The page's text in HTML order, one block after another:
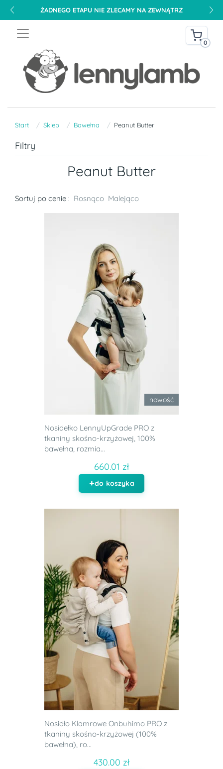
DARMOWA DOSTAWA NA TERENIE POLSKI OD 240 PLN
0
Start Sklep Bawełna Peanut Butter
Filtry
Peanut Butter
Sortuj po cenie : Rosnąco Malejąco
nowość
Nosidełko LennyUpGrade PRO z
tkaniny skośno-krzyżowej, 100%
bawełna, rozmia...
660.01 zł
do koszyka
Nosidło Klamrowe Onbuhimo PRO z
tkaniny skośno-krzyżowej (100%
bawełna), ro...
430.00 zł